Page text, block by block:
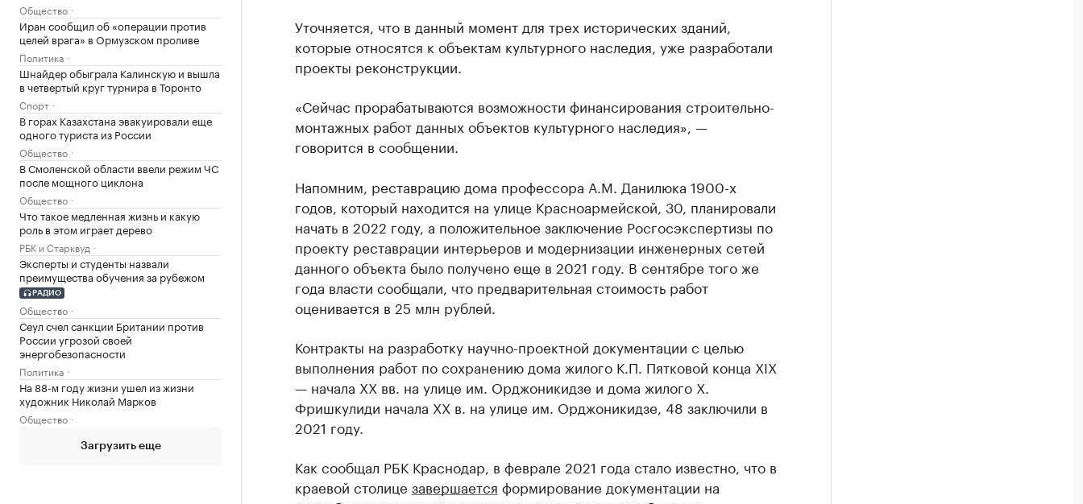
Общество
Иран сообщил об «операции против
целей врага» в Ормузском проливе
Политика
Шнайдер обыграла Калинскую и вышла
в четвертый круг турнира в Торонто
Спорт
В горах Казахстана эвакуировали еще
одного туриста из России
Общество
В Смоленской области ввели режим ЧС
после мощного циклона
Общество
Что такое медленная жизнь и какую
роль в этом играет дерево
РБК и Старквуд
Эксперты и студенты назвали
преимущества обучения за рубежом
РАДИО
Общество
Сеул счел санкции Британии против
России угрозой своей
энергобезопасности
Политика
На 88-м году жизни ушел из жизни
художник Николай Марков
Общество
Загрузить еще
Уточняется, что в данный момент для трех исторических зданий,
которые относятся к объектам культурного наследия, уже разработали
проекты реконструкции.
«Сейчас прорабатываются возможности финансирования строительно-
монтажных работ данных объектов культурного наследия», —
говорится в сообщении.
Напомним, реставрацию дома профессора А.М. Данилюка 1900-х
годов, который находится на улице Красноармейской, 30, планировали
начать в 2022 году, а положительное заключение Росгосэкспертизы по
проекту реставрации интерьеров и модернизации инженерных сетей
данного объекта было получено еще в 2021 году. В сентябре того же
года власти сообщали, что предварительная стоимость работ
оценивается в 25 млн рублей.
Контракты на разработку научно-проектной документации с целью
выполнения работ по сохранению дома жилого К.П. Пятковой конца XIX
— начала XX вв. на улице им. Орджоникидзе и дома жилого Х.
Фришкулиди начала XX в. на улице им. Орджоникидзе, 48 заключили в
2021 году.
Как сообщал РБК Краснодар, в феврале 2021 года стало известно, что в
краевой столице завершается формирование документации на